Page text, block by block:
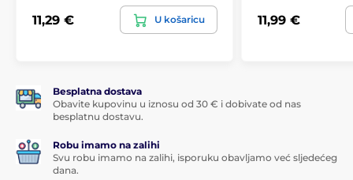
11,29 € U košaricu 11,99 €
Besplatna dostava
Obavite kupovinu u iznosu od 30 € i dobivate od nas
besplatnu dostavu.
Robu imamo na zalihi
Svu robu imamo na zalihi, isporuku obavljamo već sljedećeg
dana.